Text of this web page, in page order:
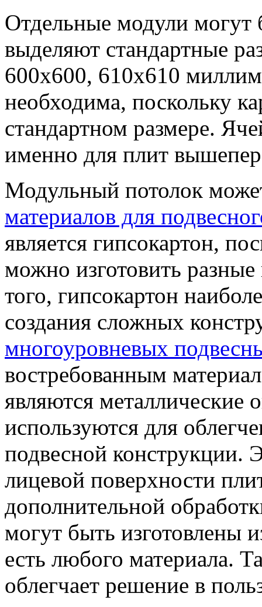
Отдельные модули могут
выделяют стандартные
600х600, 610х610
необходима, поскольку
стандартном размере.
именно для плит
Модульный потолок
материалов для
является гипсокартон,
можно изготовить
того, гипсокартон
создания сложных
многоуровневых
востребованным
являются металлические
используются для
подвесной конструкции.
лицевой поверхности
дополнительной
могут быть изготовлены
есть любого материала.
облегчает решение в